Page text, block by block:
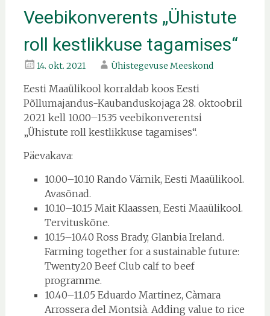
Veebikonverents „Ühistute
roll kestlikkuse tagamises“
14. okt. 2021 Ühistegevuse Meeskond
Eesti Maaülikool korraldab koos Eesti
Põllumajandus-Kaubanduskojaga 28. oktoobril
2021 kell 10.00–15.35 veebikonverentsi
„Ühistute roll kestlikkuse tagamises“.
Päevakava:
10.00–10.10 Rando Värnik, Eesti Maaülikool.
Avasõnad.
10.10–10.15 Mait Klaassen, Eesti Maaülikool.
Tervituskõne.
10.15–10.40 Ross Brady, Glanbia Ireland.
Farming together for a sustainable future:
Twenty20 Beef Club calf to beef
programme.
10.40–11.05 Eduardo Martinez, Càmara
Arrossera del Montsià. Adding value to rice